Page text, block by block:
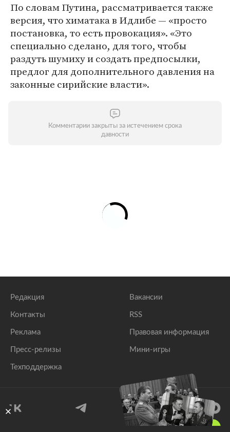
По словам Путина, рассматривается также
версия, что химатака в Идлибе — «просто
постановка, то есть провокация». «Это
специально сделано, для того, чтобы
раздуть шумиху и создать предпосылки,
предлог для дополнительного давления на
законные сирийские власти».
Комментарии закрыты за истечением срока
давности
Редакция
Контакты
Реклама
Пресс-релизы
Техподдержка
Вакансии
RSS
Правовая информация
Мини-игры